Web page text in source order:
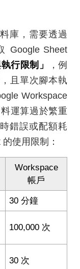
庫，需要透過
Google Sheet
行限制」
，例
且單次腳本執
Workspace
運算過於繁重
錯誤或配額耗
使用限制：
Workspace
帳戶
30 分鐘
100,000 次
30 次